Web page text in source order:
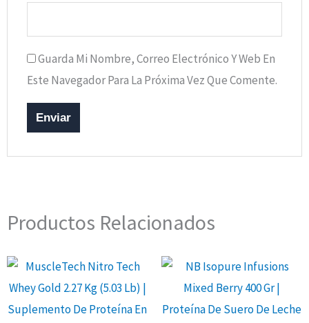
Guarda Mi Nombre, Correo Electrónico Y Web En
Este Navegador Para La Próxima Vez Que Comente.
Productos Relacionados